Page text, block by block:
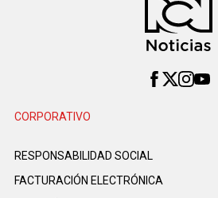
CORPORATIVO
RESPONSABILIDAD SOCIAL
FACTURACIÓN ELECTRÓNICA